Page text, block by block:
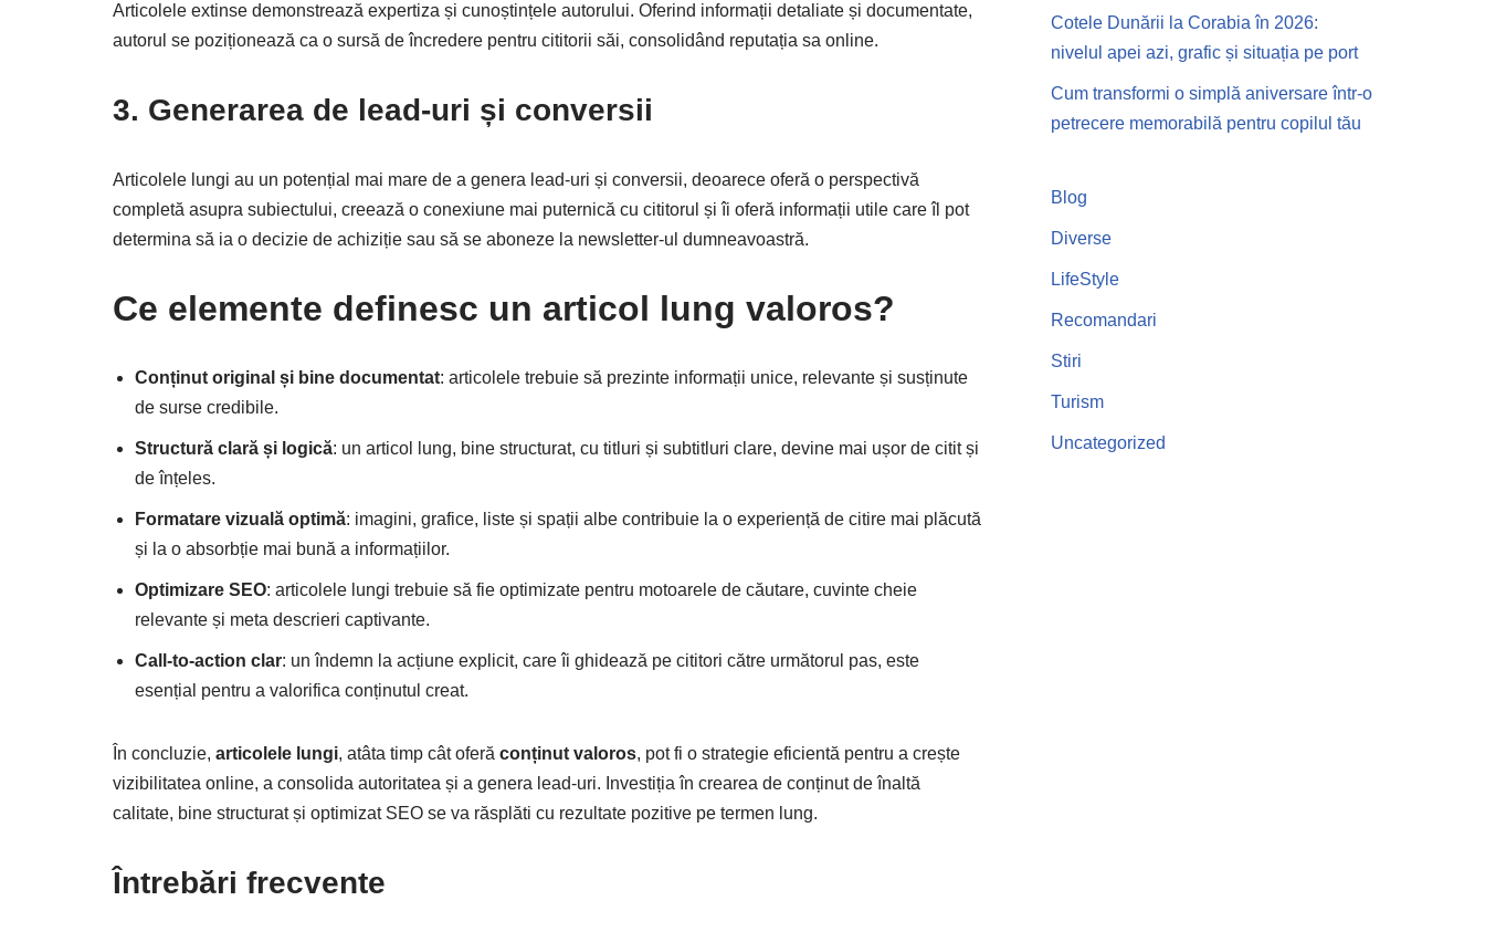
Articolele extinse demonstrează expertiza și cunoștințele autorului. Oferind informații detaliate și documentate,
autorul se poziționează ca o sursă de încredere pentru cititorii săi, consolidând reputația sa online.
3. Generarea de lead-uri și conversii
Articolele lungi au un potențial mai mare de a genera lead-uri și conversii, deoarece oferă o perspectivă
completă asupra subiectului, creează o conexiune mai puternică cu cititorul și îi oferă informații utile care îl pot
determina să ia o decizie de achiziție sau să se aboneze la newsletter-ul dumneavoastră.
Ce elemente definesc un articol lung valoros?
Conținut original și bine documentat: articolele trebuie să prezinte informații unice, relevante și susținute
de surse credibile.
Structură clară și logică: un articol lung, bine structurat, cu titluri și subtitluri clare, devine mai ușor de citit și
de înțeles.
Formatare vizuală optimă: imagini, grafice, liste și spații albe contribuie la o experiență de citire mai plăcută
și la o absorbție mai bună a informațiilor.
Optimizare SEO: articolele lungi trebuie să fie optimizate pentru motoarele de căutare, cuvinte cheie
relevante și meta descrieri captivante.
Call-to-action clar: un îndemn la acțiune explicit, care îi ghidează pe cititori către următorul pas, este
esențial pentru a valorifica conținutul creat.
În concluzie, articolele lungi, atâta timp cât oferă conținut valoros, pot fi o strategie eficientă pentru a crește
vizibilitatea online, a consolida autoritatea și a genera lead-uri. Investiția în crearea de conținut de înaltă
calitate, bine structurat și optimizat SEO se va răsplăti cu rezultate pozitive pe termen lung.
Întrebări frecvente
Cotele Dunării la Corabia în 2026:
nivelul apei azi, grafic și situația pe port
Cum transformi o simplă aniversare într-o
petrecere memorabilă pentru copilul tău
Blog
Diverse
LifeStyle
Recomandari
Stiri
Turism
Uncategorized